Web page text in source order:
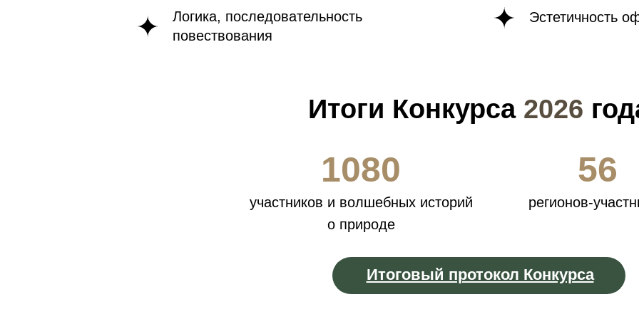
Логика, последовательность
повествования
Эстетичность
Итоги Конкурса 2026
участников и волшебных историй
о природе
1080
регионов-
56
Итоговый протокол Конкурса
Конкурс проводится при